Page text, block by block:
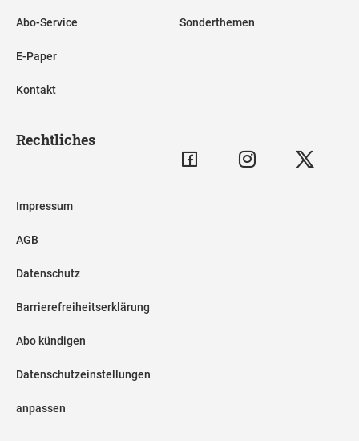
Abo-Service
E-Paper
Kontakt
Sonderthemen
Rechtliches
Impressum
AGB
Datenschutz
Barrierefreiheitserklärung
Abo kündigen
Datenschutzeinstellungen
anpassen